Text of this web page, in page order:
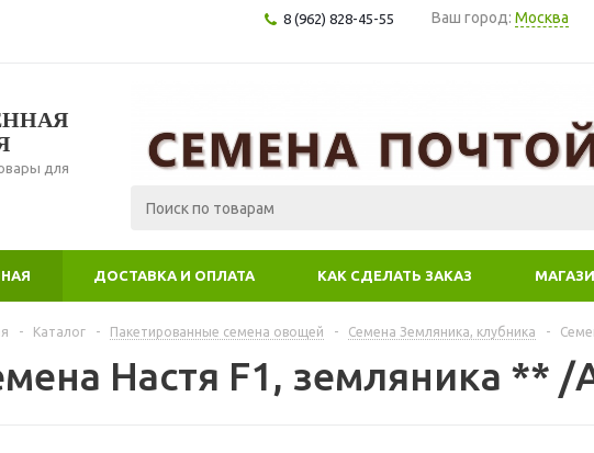
8 (962) 828-45-55 Ваш город: Москва
для
ДОСТАВКА И ОПЛАТА КАК СДЕЛАТЬ ЗАКАЗ
- Каталог - Пакетированные семена овощей - Семена Земляника, клубника -
Настя F1, земляника ** /